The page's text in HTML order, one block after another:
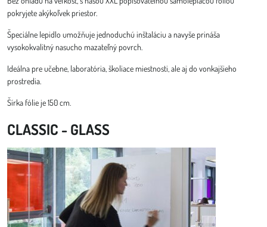
pokryjete akýkoľvek priestor.
Špeciálne lepidlo umožňuje jednoduchú inštaláciu a navyše prináša
vysokokvalitný nasucho mazateľný povrch.
Ideálna pre učebne, laboratória, školiace miestnosti, ale aj do vonkajšieho
prostredia.
Šírka fólie je 150 cm.
CLASSIC - GLASS